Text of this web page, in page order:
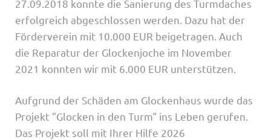
27.09.2018 konnte die Sanierung des Turmdaches
erfolgreich abgeschlossen werden. Dazu hat der
Förderverein mit 10.000 EUR beigetragen. Auch
die Reparatur der Glockenjoche im November
2021 konnten wir mit 6.000 EUR unterstützen.
Aufgrund der Schäden am Glockenhaus wurde das
Projekt "Glocken in den Turm" ins Leben gerufen.
Das Projekt soll mit Ihrer Hilfe 2026